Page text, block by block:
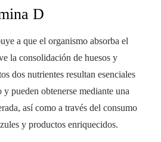
D
a que el organismo absorba el
la consolidación de huesos y
dos nutrientes resultan esenciales
y pueden obtenerse mediante una
así como a través del consumo
y productos enriquecidos.